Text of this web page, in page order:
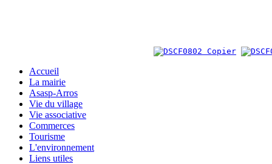
Accueil
La mairie
Asasp-Arros
Vie du village
Vie associative
Commerces
Tourisme
L'environnement
Liens utiles